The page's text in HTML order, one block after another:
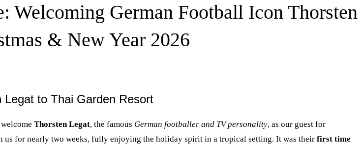
Welcoming German Football Icon Thorsten
& New Year 2026
to Thai Garden Resort
Thorsten Legat, the famous German footballer and TV personality, as our guest for
us for nearly two weeks, fully enjoying the holiday spirit in a tropical setting. It was their first time